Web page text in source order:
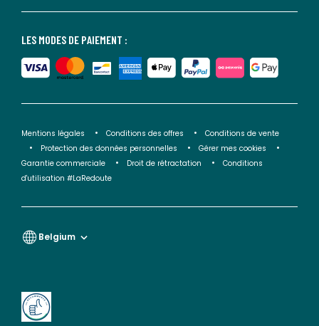
LES MODES DE PAIEMENT :
Mentions légales Conditions des offres
Conditions de vente
Protection des données personnelles
Gérer mes cookies
Garantie commerciale
Droit de rétractation
Conditions
d'utilisation #LaRedoute
Belgium